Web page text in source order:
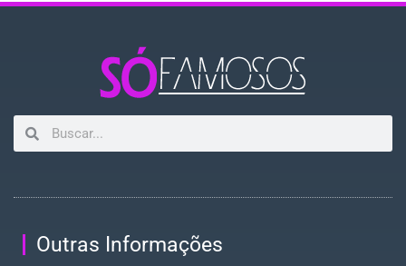
Outras Informações